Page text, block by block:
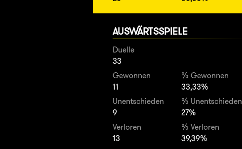
AUSWÄRTSSPIELE
Duelle
33
Gewonnen
11
% Gewonnen
33,33%
Unentschieden
9
% Unentschieden
27%
Verloren
13
% Verloren
39,39%